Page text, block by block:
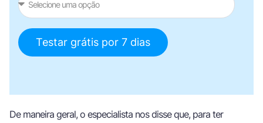
Testar grátis por 7 dias
De maneira geral, o especialista nos disse que, para ter